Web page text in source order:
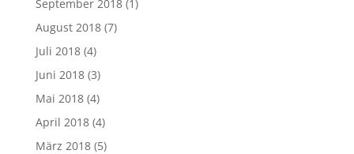
September 2018(1)
August 2018(7)
Juli 2018(4)
Juni 2018(3)
Mai 2018(4)
April 2018(4)
März 2018(5)